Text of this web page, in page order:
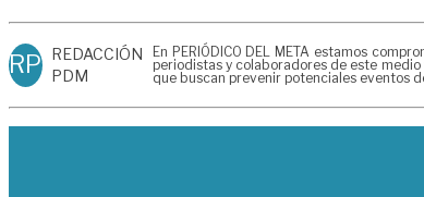
RP REDACCIÓN
PDM
En PERIÓDICO DEL META estamos
periodistas y colaboradores de este
que buscan prevenir potenciales eventos